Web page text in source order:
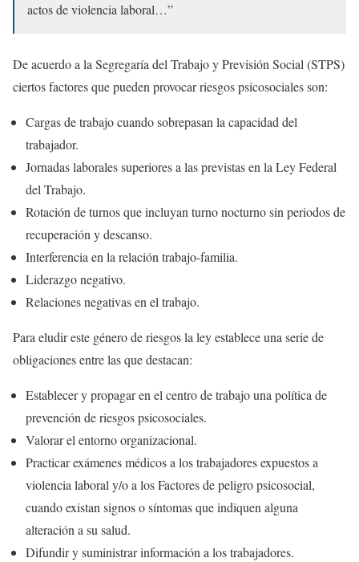
actos de violencia laboral…”
De acuerdo a la Segregaría del Trabajo y Previsión Social (STPS)
ciertos factores que pueden provocar riesgos psicosociales son:
Cargas de trabajo cuando sobrepasan la capacidad del
trabajador.
Jornadas laborales superiores a las previstas en la Ley Federal
del Trabajo.
Rotación de turnos que incluyan turno nocturno sin periodos de
recuperación y descanso.
Interferencia en la relación trabajo-familia.
Liderazgo negativo.
Relaciones negativas en el trabajo.
Para eludir este género de riesgos la ley establece una serie de
obligaciones entre las que destacan:
Establecer y propagar en el centro de trabajo una política de
prevención de riesgos psicosociales.
Valorar el entorno organizacional.
Practicar exámenes médicos a los trabajadores expuestos a
violencia laboral y/o a los Factores de peligro psicosocial,
cuando existan signos o síntomas que indiquen alguna
alteración a su salud.
Difundir y suministrar información a los trabajadores.